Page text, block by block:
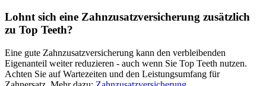
Lohnt sich eine Zahnzusatzversicherung zusätzlich
zu Top Teeth?
Eine gute Zahnzusatzversicherung kann den verbleibenden
Eigenanteil weiter reduzieren - auch wenn Sie Top Teeth nutzen.
Achten Sie auf Wartezeiten und den Leistungsumfang für